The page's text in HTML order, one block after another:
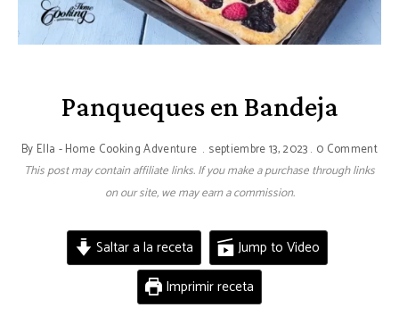
Panqueques en Bandeja
By Ella - Home Cooking Adventure septiembre 13, 2023 0 Comment
This post may contain affiliate links. If you make a purchase through links
on our site, we may earn a commission.
Saltar a la receta
Jump to Video
Imprimir receta